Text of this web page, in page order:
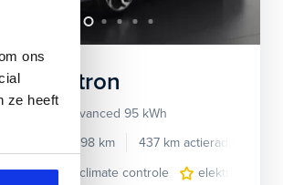
ons
ze heeft
panorama-dak lederen bekleding
electronic climate controle
lichtmetalen
Audi e-tron
55 quattro Advanced 95 kWh
34.998 km 437 km actieradius
electronic climate controle
elektrisch